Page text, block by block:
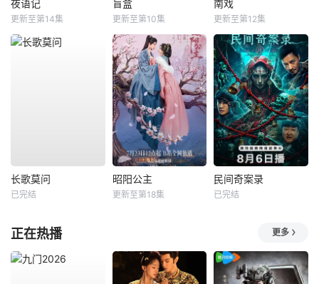
夜语记
更新至第14集
盲盒
更新至第10集
南戏
更新至第12集
长歌莫问
已完结
昭阳公主
更新至第18集
民间奇案录
已完结
正在热播 更多